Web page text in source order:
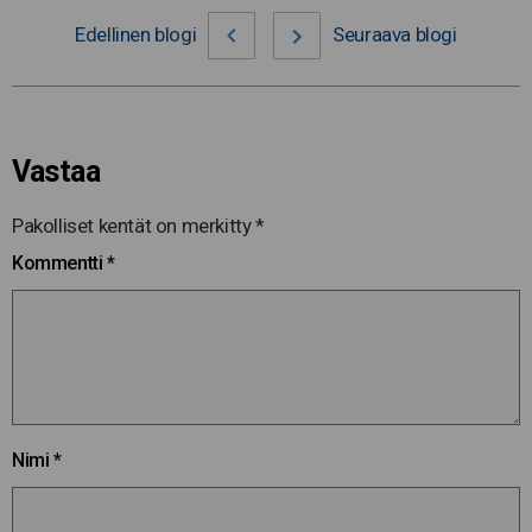
Edellinen blogi Seuraava blogi
Vastaa
Pakolliset kentät on merkitty*
Kommentti *
Nimi *